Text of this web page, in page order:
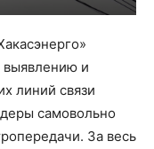
выявлению и
линий связи
самовольно
За весь